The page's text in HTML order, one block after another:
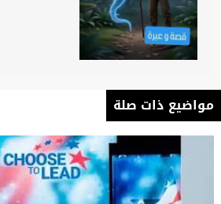
مواضيع ذات صلة